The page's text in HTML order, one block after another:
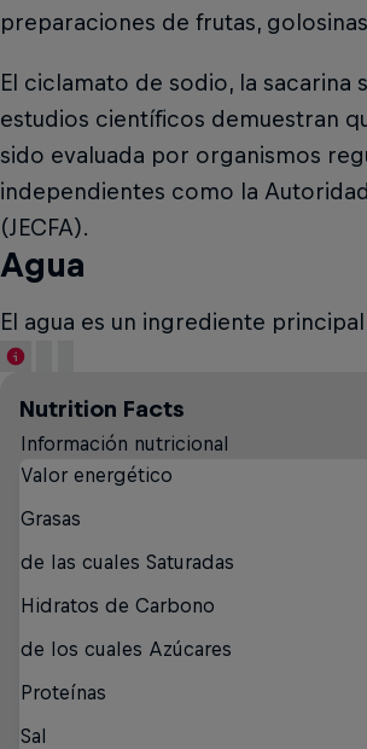
preparaciones de frutas,
El ciclamato de sodio, la sacarina
estudios científicos demuestran
sido evaluada por organismos
independientes como la
(JECFA).
Agua
El agua es un ingrediente
Nutrition Facts
Información nutricional
Valor energético
Grasas
de las cuales Saturadas
Hidratos de Carbono
de los cuales Azúcares
Proteínas
Sal